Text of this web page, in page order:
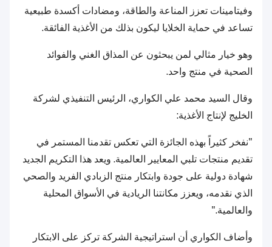
وفيتامينات تعزز المناعة والطاقة، ومضادات أكسدة طبيعية
تساعد في حماية الخلايا ليكون بذلك من الأغذية الفائقة.
وهو خيار مثالي لمن يبحثون عن المذاق الغني والفوائد
الصحية في منتج واحد.
وقال السيد محمد علي الكواري، الرئيس التنفيذي لشركة
الخليج لإنتاج الأغذية:
"نفخر كثيراً بهذه الجائزة التي تعكس تقدمنا المستمر في
تقديم منتجات تلبي المعايير العالمية. ويعد هذا التكريم الجديد
شهادة دولية على جودة وابتكار منتج الزبادي الفريد والصحي
الذي نقدمه، ويعزز مكانتنا الريادية في الأسواق المحلية
والعالمية."
وأضاف الكواري أن استراتيجية الشركة تركز على الابتكار